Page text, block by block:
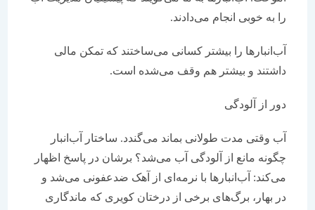
را به خوبی انجام می‌دادند.
آب‌انبارها را بیشتر کسانی می‌ساختند که تمکن مالی
داشتند و بیشتر هم وقف می‌شده است.
دور از آلودگی
آب وقتی مدت طولانی بماند می‌گندد. ساختار آب‌انبار
چگونه مانع از آلودگی آب می‌شد؟ برشان در پاسخ اظهار
می‌کند: آب‌انبارها با نرمه‌ای از آهک ضدعفونی می‌شد و
در بهار، برگ‌های برخی از درختان کویری که ماندگاری